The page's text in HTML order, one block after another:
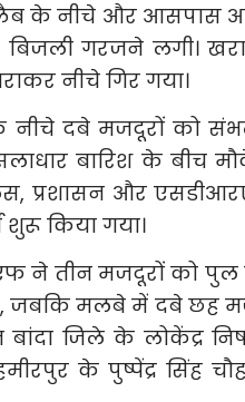
के नीचे और आसपास
बिजली गरजने लगी।
नीचे गिर गया।
नीचे दबे मजदूरों को
बारिश के बीच
प्रशासन और
किया गया।
ने तीन मजदूरों को पुल
जबकि मलबे में दबे छह
जिले के लोकेंद्र
के पुष्पेंद्र सिंह